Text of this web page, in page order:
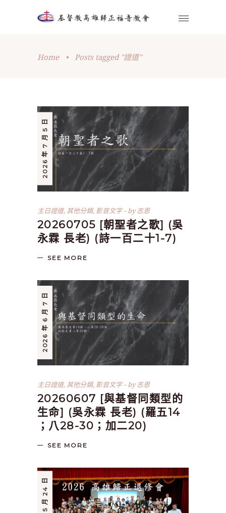
Home • Posts tagged "證道"
2026 年 7 月 5 日
主日證道, 其他分類, 影音文字 by志恩
20260705 [朝聖者之歌] (吳
永霖 長老) (詩一百二十1-7)
SEE MORE
2026 年 6 月 7 日
主日證道, 其他分類, 影音文字 by志恩
20260607 [與基督同類型的
生命] (吳永霖 長老) (羅五14
；八28-30；加二20)
SEE MORE